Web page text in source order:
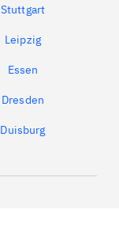
Stuttgart
Leipzig
Essen
Dresden
Duisburg